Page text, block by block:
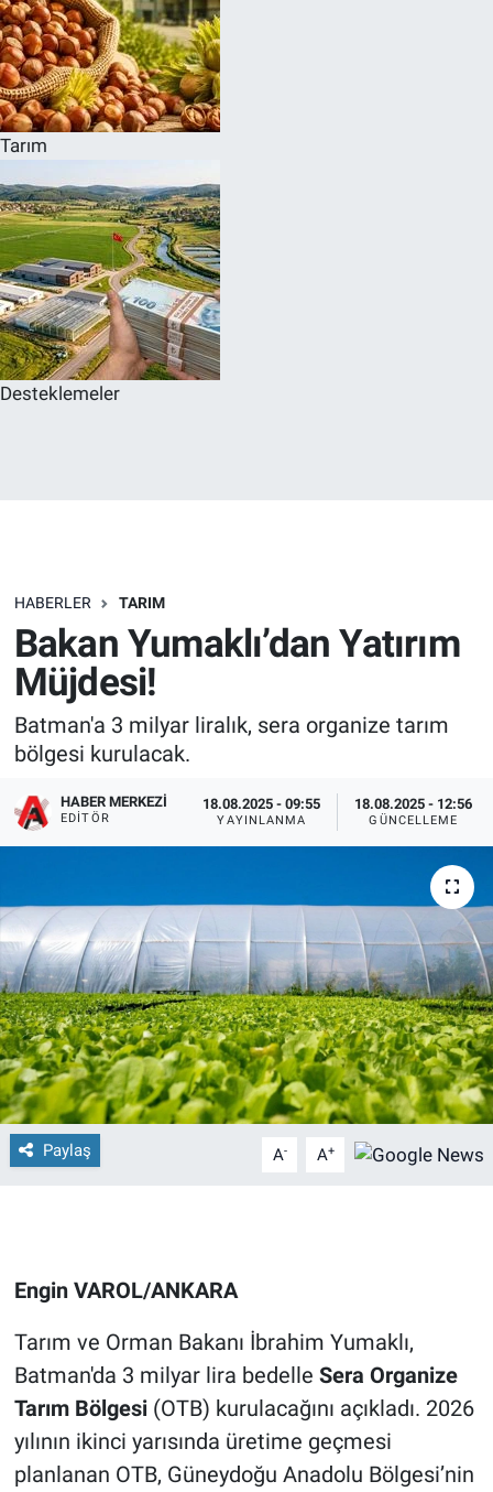
Tarım
Desteklemeler
HABERLER TARIM
Bakan Yumaklı’dan Yatırım
Müjdesi!
Batman'a 3 milyar liralık, sera organize tarım
bölgesi kurulacak.
HABER MERKEZI
EDITÖR
18.08.2025 - 09:55
YAYINLANMA
18.08.2025 - 12:56
GÜNCELLEME
Paylaş A- A+
Engin VAROL/ANKARA
Tarım ve Orman Bakanı İbrahim Yumaklı,
Batman'da 3 milyar lira bedelle Sera Organize
Tarım Bölgesi(OTB) kurulacağını açıkladı. 2026
yılının ikinci yarısında üretime geçmesi
planlanan OTB, Güneydoğu Anadolu Bölgesi’nin